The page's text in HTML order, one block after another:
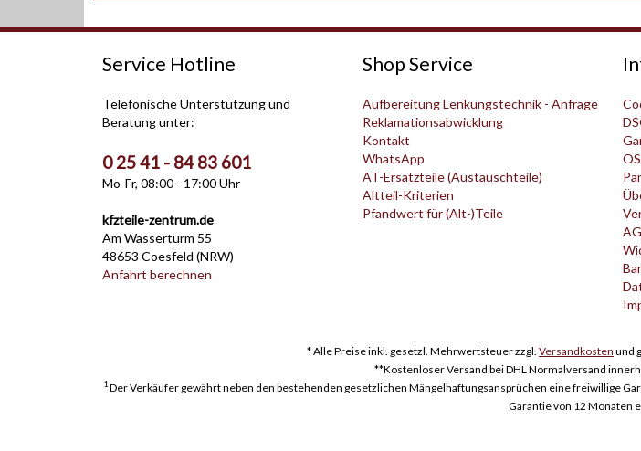
Service Hotline
Telefonische Unterstützung und
Beratung unter:
0 25 41 - 84 83 601
Mo-Fr, 08:00 - 17:00 Uhr
kfzteile-zentrum.de
Am Wasserturm 55
48653 Coesfeld (NRW)
Anfahrt berechnen
Shop Service
Aufbereitung Lenkungstechnik - Anfrage
Reklamationsabwicklung
Kontakt
WhatsApp
AT-Ersatzteile (Austauschteile)
Altteil-Kriterien
Pfandwert für (Alt-)Teile
* Alle Preise inkl. gesetzl. Mehrwertsteuer zzgl. Versandkosten und
**Kostenloser Versand bei DHL Normalversand
1Der Verkäufer gewährt neben den bestehenden gesetzlichen Mängelhaftungsansprüchen eine freiwillige
Garantie von 12 Monaten